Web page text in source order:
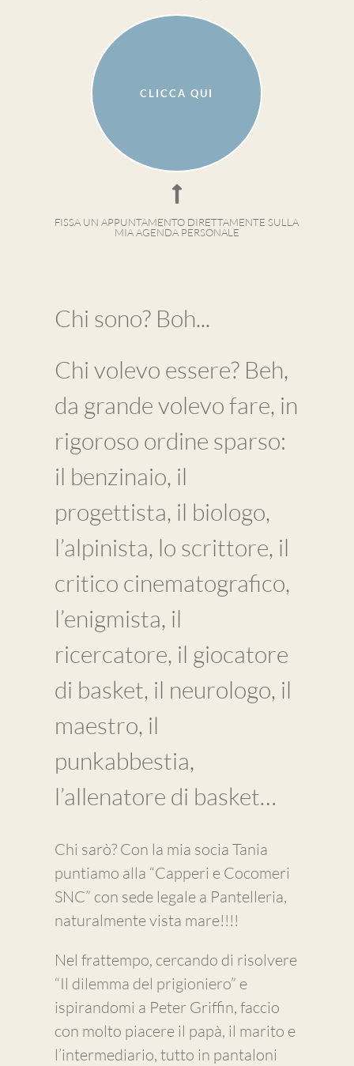
CLICCA QUI
FISSA UN APPUNTAMENTO DIRETTAMENTE SULLA
MIA AGENDA PERSONALE
Chi sono? Boh...
Chi volevo essere? Beh,
da grande volevo fare, in
rigoroso ordine sparso:
il benzinaio, il
progettista, il biologo,
l’alpinista, lo scrittore, il
critico cinematografico,
l’enigmista, il
ricercatore, il giocatore
di basket, il neurologo, il
maestro, il
punkabbestia,
l’allenatore di basket…
Chi sarò? Con la mia socia Tania
puntiamo alla “Capperi e Cocomeri
SNC” con sede legale a Pantelleria,
naturalmente vista mare!!!!
Nel frattempo, cercando di risolvere
“Il dilemma del prigioniero” e
ispirandomi a Peter Griffin, faccio
con molto piacere il papà, il marito e
l’intermediario, tutto in pantaloni